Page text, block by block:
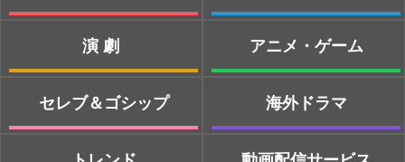
演劇
セレブ＆ゴシップ
アニメ・ゲーム
海外ドラマ